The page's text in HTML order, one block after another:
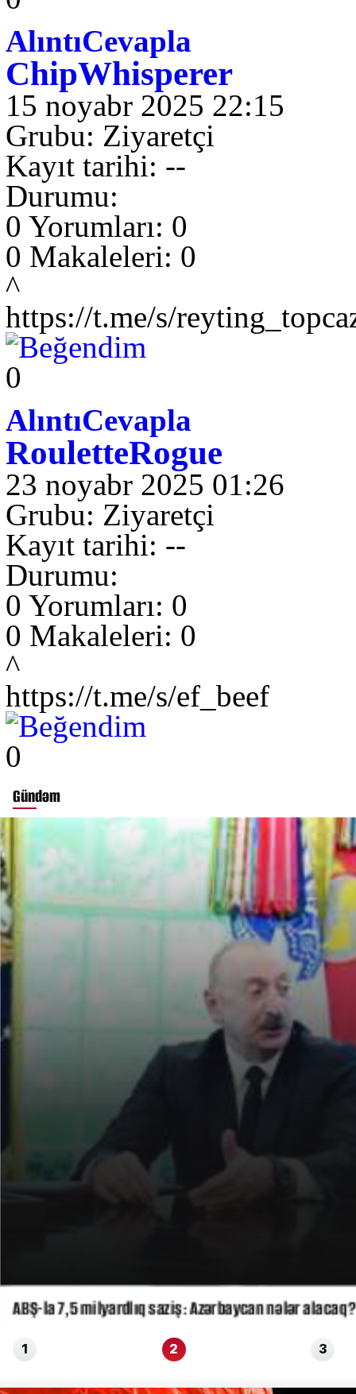
AlıntıCevapla
ChipWhisperer
15 noyabr 2025 22:15
Grubu: Ziyaretçi
Kayıt tarihi: --
Durumu:
0 Yorumları: 0
0 Makaleleri: 0
^
https://t.me/s/
0
AlıntıCevapla
RouletteRogue
23 noyabr 2025 01:26
Grubu: Ziyaretçi
Kayıt tarihi: --
Durumu:
0 Yorumları: 0
0 Makaleleri: 0
^
https://t.me/s/ef_beef
0
Gündəm
ABŞ-la 7,5 milyardlıq saziş: Azərbaycan nələr alacaq?
1 2 3